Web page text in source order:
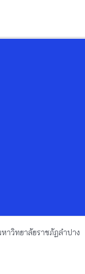
าวิทยาลัยราชภัฏลำปาง